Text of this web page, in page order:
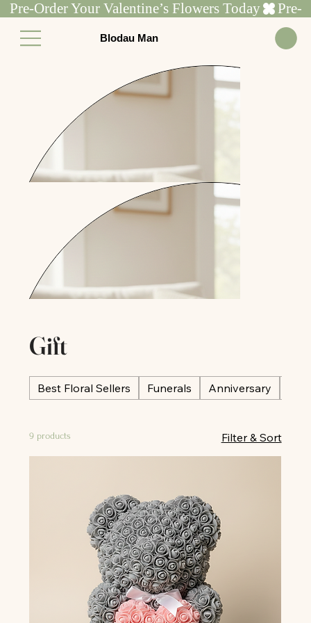
Pre-Order Your Valentine’s Flowers Today
Blodau Man
All
Gift
Best Floral Sellers Funerals Anniversary
9 products Filter & Sort